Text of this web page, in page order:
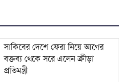
জব্দ
তরুণীর ‘স্মরণীয়’ বিয়ে
বাঁশখালীতে জামায়াত
প্রতিবাদ
সাকিবের দেশে ফেরা নিয়ে আগের
বক্তব্য থেকে সরে এলেন ক্রীড়া
প্রতিমন্ত্রী